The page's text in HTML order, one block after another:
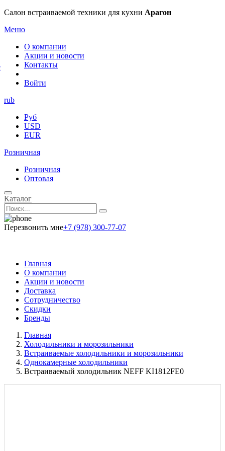
Салон встраиваемой техники для кухни Арагон
Меню
О компании
Акции и новости
Контакты
Войти
rub
Руб
USD
EUR
Розничная
Розничная
Оптовая
Каталог
Перезвонить мне+7 (978) 300-77-07
Главная
О компании
Акции и новости
Доставка
Сотрудничество
Скидки
Бренды
Главная
Холодильники и морозильники
Встраиваемые холодильники и морозильники
Однокамерные холодильники
Встраиваемый холодильник NEFF KI1812FE0